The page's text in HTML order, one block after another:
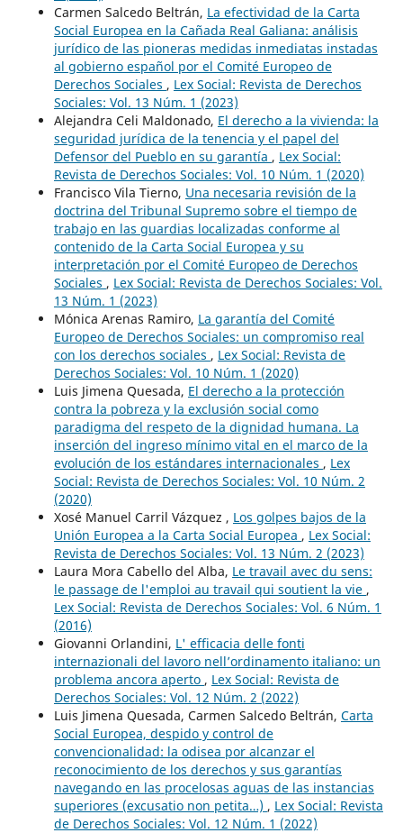
Carmen Salcedo Beltrán, La efectividad de la Carta
Social Europea en la Cañada Real Galiana: análisis
jurídico de las pioneras medidas inmediatas instadas
al gobierno español por el Comité Europeo de
Derechos Sociales , Lex Social: Revista de Derechos
Sociales: Vol. 13 Núm. 1 (2023)
Alejandra Celi Maldonado, El derecho a la vivienda: la
seguridad jurídica de la tenencia y el papel del
Defensor del Pueblo en su garantía , Lex Social:
Revista de Derechos Sociales: Vol. 10 Núm. 1 (2020)
Francisco Vila Tierno, Una necesaria revisión de la
doctrina del Tribunal Supremo sobre el tiempo de
trabajo en las guardias localizadas conforme al
contenido de la Carta Social Europea y su
interpretación por el Comité Europeo de Derechos
Sociales , Lex Social: Revista de Derechos Sociales: Vol.
13 Núm. 1 (2023)
Mónica Arenas Ramiro, La garantía del Comité
Europeo de Derechos Sociales: un compromiso real
con los derechos sociales , Lex Social: Revista de
Derechos Sociales: Vol. 10 Núm. 1 (2020)
Luis Jimena Quesada, El derecho a la protección
contra la pobreza y la exclusión social como
paradigma del respeto de la dignidad humana. La
inserción del ingreso mínimo vital en el marco de la
evolución de los estándares internacionales , Lex
Social: Revista de Derechos Sociales: Vol. 10 Núm. 2
(2020)
Xosé Manuel Carril Vázquez , Los golpes bajos de la
Unión Europea a la Carta Social Europea , Lex Social:
Revista de Derechos Sociales: Vol. 13 Núm. 2 (2023)
Laura Mora Cabello del Alba, Le travail avec du sens:
le passage de l'emploi au travail qui soutient la vie ,
Lex Social: Revista de Derechos Sociales: Vol. 6 Núm. 1
(2016)
Giovanni Orlandini, L' efficacia delle fonti
internazionali del lavoro nell’ordinamento italiano: un
problema ancora aperto , Lex Social: Revista de
Derechos Sociales: Vol. 12 Núm. 2 (2022)
Luis Jimena Quesada, Carmen Salcedo Beltrán, Carta
Social Europea, despido y control de
convencionalidad: la odisea por alcanzar el
reconocimiento de los derechos y sus garantías
navegando en las procelosas aguas de las instancias
superiores (excusatio non petita…) , Lex Social: Revista
de Derechos Sociales: Vol. 12 Núm. 1 (2022)